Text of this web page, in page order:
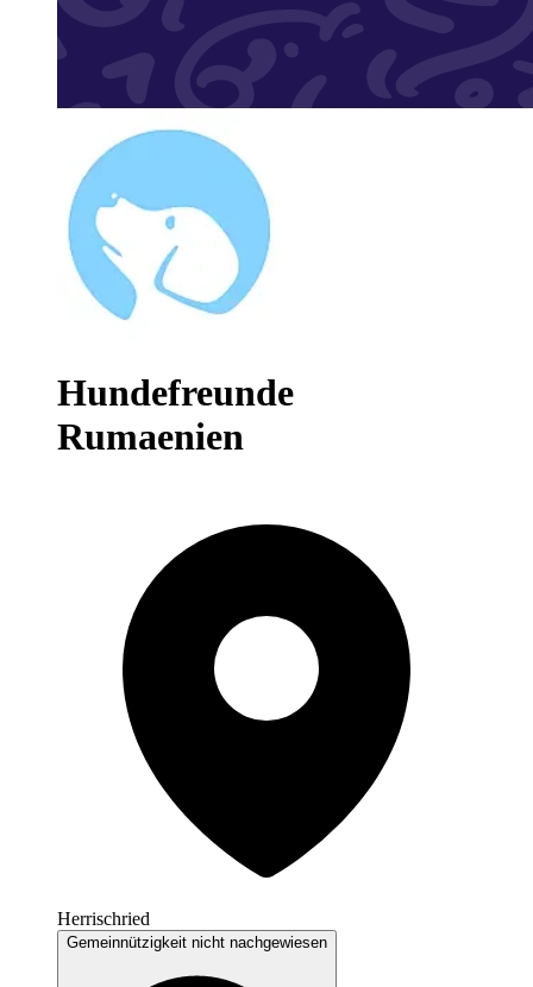
Hundefreunde
Rumaenien
Herrischried
Gemeinnützigkeit nicht nachgewiesen